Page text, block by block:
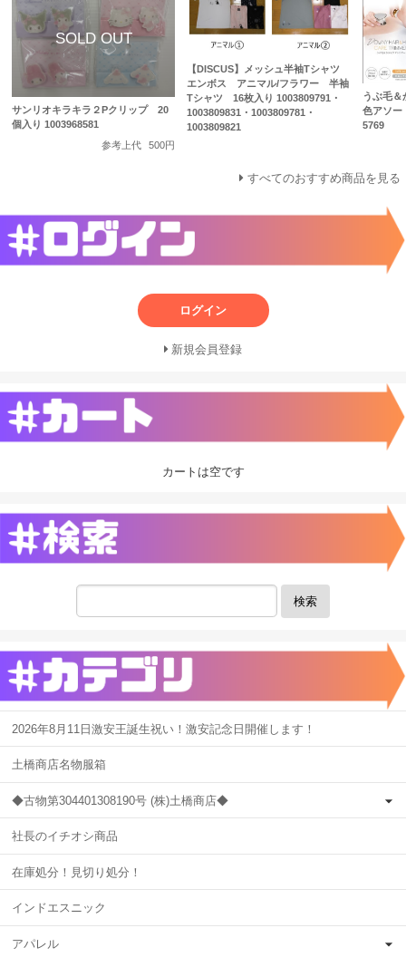
サンリオキラキラ２Pクリップ 20
個入り 1003968581
参考上代
500円
【DISCUS】メッシュ半袖Tシャツ
エンボス アニマル/フラワー 半袖
Tシャツ 16枚入り 1003809791・
1003809831・1003809781・
1003809821
うぶ毛
色アソ
5769
すべてのおすすめ商品を見る
ログイン
新規会員登録
カートは空です
検索
2026年8月11日激安王誕生祝い！激安記念日開催します！
土橋商店名物服箱
◆古物第304401308190号 (株)土橋商店◆
社長のイチオシ商品
在庫処分！見切り処分！
インドエスニック
アパレル